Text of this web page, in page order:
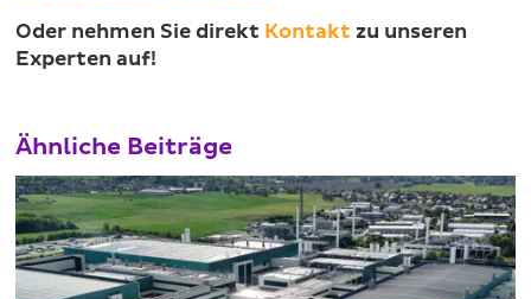
Oder nehmen Sie direkt Kontakt zu unseren
Experten auf!
Ähnliche Beiträge